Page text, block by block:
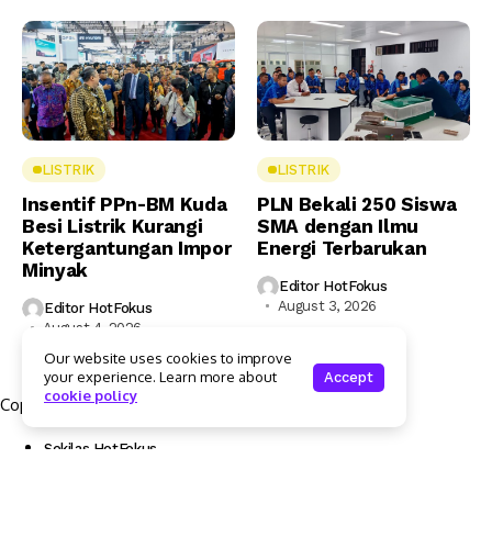
LISTRIK
Insentif PPn-BM Kuda
Besi Listrik Kurangi
Ketergantungan Impor
Minyak
Editor HotFokus
August 4, 2026
LISTRIK
PLN Bekali 250 Siswa
SMA dengan Ilmu
Energi Terbarukan
Editor HotFokus
August 3, 2026
Copyright © 2025 Hotfokus.com | All rights reserved
Sekilas HotFokus
Our website uses cookies to improve
your experience. Learn more about
cookie policy
Accept